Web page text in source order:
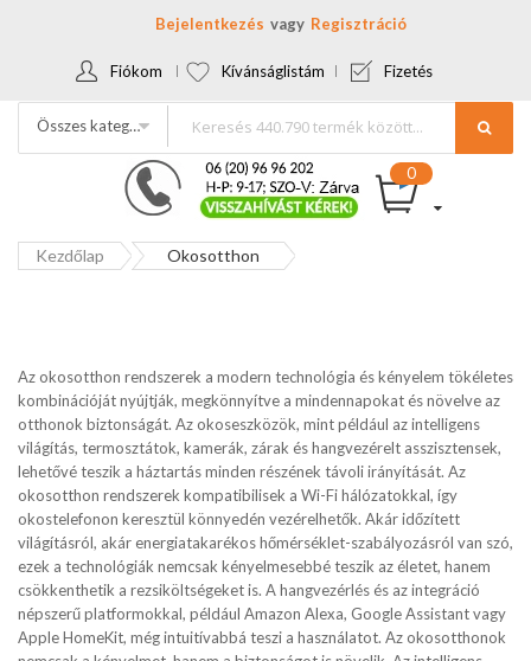
Bejelentkezés Regisztráció
Fiókom Kívánságlistám Fizetés
Összes kategória
Kezdőlap Okosotthon
Az okosotthon rendszerek a modern technológia és kényelem tökéletes
kombinációját nyújtják, megkönnyítve a mindennapokat és növelve az
otthonok biztonságát. Az okoseszközök, mint például az intelligens
világítás, termosztátok, kamerák, zárak és hangvezérelt asszisztensek,
lehetővé teszik a háztartás minden részének távoli irányítását. Az
okosotthon rendszerek kompatibilisek a Wi-Fi hálózatokkal, így
okostelefonon keresztül könnyedén vezérelhetők. Akár időzített
világításról, akár energiatakarékos hőmérséklet-szabályozásról van szó,
ezek a technológiák nemcsak kényelmesebbé teszik az életet, hanem
csökkenthetik a rezsiköltségeket is. A hangvezérlés és az integráció
népszerű platformokkal, például Amazon Alexa, Google Assistant vagy
Apple HomeKit, még intuitívabbá teszi a használatot. Az okosotthonok